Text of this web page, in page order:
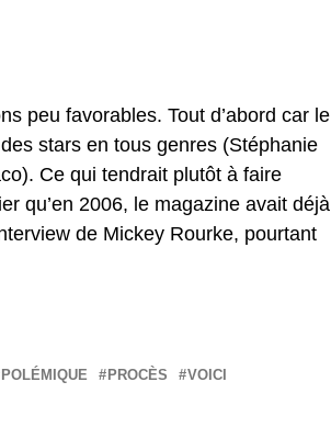
peu favorables. Tout d’abord car le
stars en tous genres (Stéphanie
Ce qui tendrait plutôt à faire
qu’en 2006, le magazine avait déjà
de Mickey Rourke, pourtant
POLÉMIQUE PROCÈS VOICI